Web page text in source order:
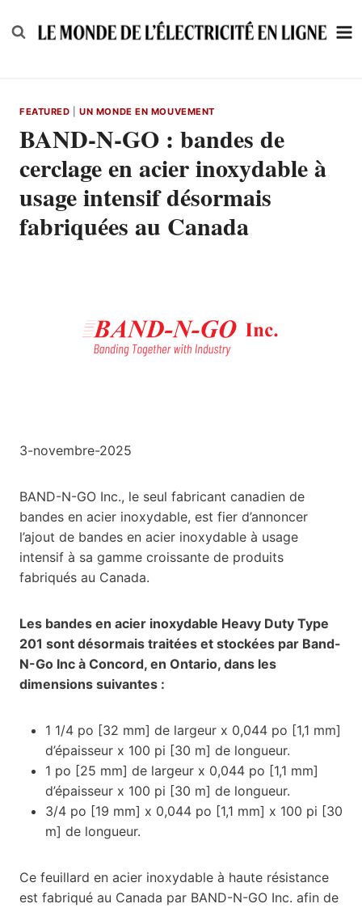
to
FEATURED |UN MONDE EN MOUVEMENT
BAND-N-GO : bandes de
cerclage en acier inoxydable à
usage intensif désormais
fabriquées au Canada
3-novembre-2025
BAND-N-GO Inc., le seul fabricant canadien de
bandes en acier inoxydable, est fier d’annoncer
l’ajout de bandes en acier inoxydable à usage
intensif à sa gamme croissante de produits
fabriqués au Canada.
Les bandes en acier inoxydable Heavy Duty Type
201 sont désormais traitées et stockées par Band-
N-Go Inc à Concord, en Ontario, dans les
dimensions suivantes :
1 1/4 po [32 mm] de largeur x 0,044 po [1,1 mm]
d’épaisseur x 100 pi [30 m] de longueur.
1 po [25 mm] de largeur x 0,044 po [1,1 mm]
d’épaisseur x 100 pi [30 m] de longueur.
3/4 po [19 mm] x 0,044 po [1,1 mm] x 100 pi [30
m] de longueur.
Ce feuillard en acier inoxydable à haute résistance
est fabriqué au Canada par BAND-N-GO Inc. afin de